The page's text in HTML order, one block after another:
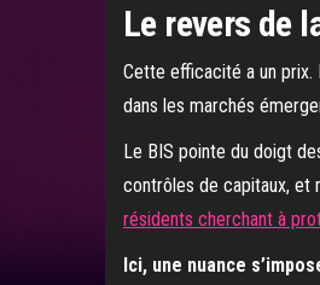
Le revers de
Cette efficacité a un prix.
dans les marchés
Le BIS pointe du doigt
contrôles de capitaux, et
résidents cherchant à
Ici, une nuance